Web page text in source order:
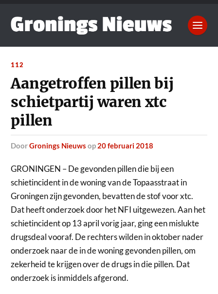
112
Aangetroffen pillen bij
schietpartij waren xtc
pillen
doorGronings Nieuws op 20 februari 2018
GRONINGEN – De gevonden pillen die bij een
schietincident in de woning van de Topaasstraat in
Groningen zijn gevonden, bevatten de stof voor xtc.
Dat heeft onderzoek door het NFI uitgewezen.Aan het
schietincident op 13 april vorig jaar, ging een mislukte
drugsdeal vooraf. De rechters wilden in oktober nader
onderzoek naar de in de woning gevonden pillen, om
zekerheid te krijgen over de drugs in die pillen. Dat
onderzoek is inmiddels afgerond.